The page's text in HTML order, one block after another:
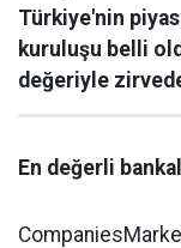
Türkiye'nin
kuruluşu belli
değeriyle
En değerli